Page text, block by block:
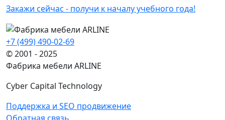
Закажи сейчас - получи к началу учебного года!
+7 (499) 490-02-69
© 2001 - 2025
Фабрика мебели ARLINE
Cyber Capital Technology
Поддержка и SEO продвижение